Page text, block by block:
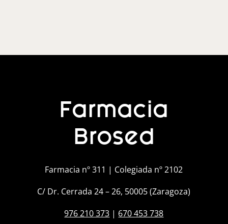
Farmacia
Brosed
Farmacia nº 311 | Colegiada nº 2102
C/ Dr. Cerrada 24 – 26, 50005 (Zaragoza)
976 210 373 | 670 453 738